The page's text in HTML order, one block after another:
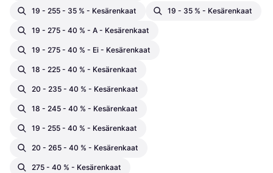
19 - 255 - 35 % - Kesärenkaat 19 - 35 % - Kesärenkaat
19 - 275 - 40 % - A - Kesärenkaat
19 - 275 - 40 % - Ei - Kesärenkaat
18 - 225 - 40 % - Kesärenkaat
20 - 235 - 40 % - Kesärenkaat
18 - 245 - 40 % - Kesärenkaat
19 - 255 - 40 % - Kesärenkaat
20 - 265 - 40 % - Kesärenkaat
275 - 40 % - Kesärenkaat